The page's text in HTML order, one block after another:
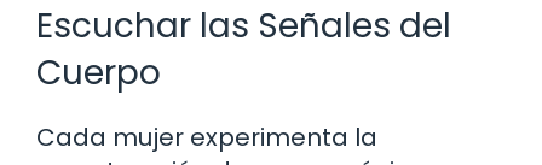
Escuchar las Señales del
Cuerpo
Cada mujer experimenta la